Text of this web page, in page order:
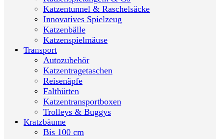
Katzentunnel & Raschelsäcke
Innovatives Spielzeug
Katzenbälle
Katzenspielmäuse
Transport
Autozubehör
Katzentragetaschen
Reisenäpfe
Falthütten
Katzentransportboxen
Trolleys & Buggys
Kratzbäume
Bis 100 cm